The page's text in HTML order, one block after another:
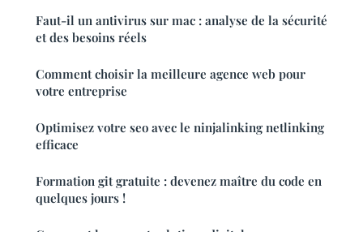
Faut-il un antivirus sur mac : analyse de la sécurité
et des besoins réels
Comment choisir la meilleure agence web pour
votre entreprise
Optimisez votre seo avec le ninjalinking netlinking
efficace
Formation git gratuite : devenez maître du code en
quelques jours !